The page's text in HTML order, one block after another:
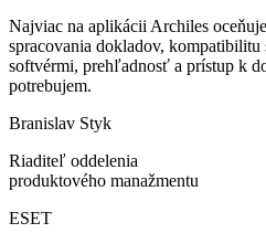
Najviac na aplikácii Archiles
spracovania dokladov,
softvérmi, prehľadnosť a prístup k
potrebujem.
Branislav Styk
Riaditeľ oddelenia
produktového manažmentu
ESET